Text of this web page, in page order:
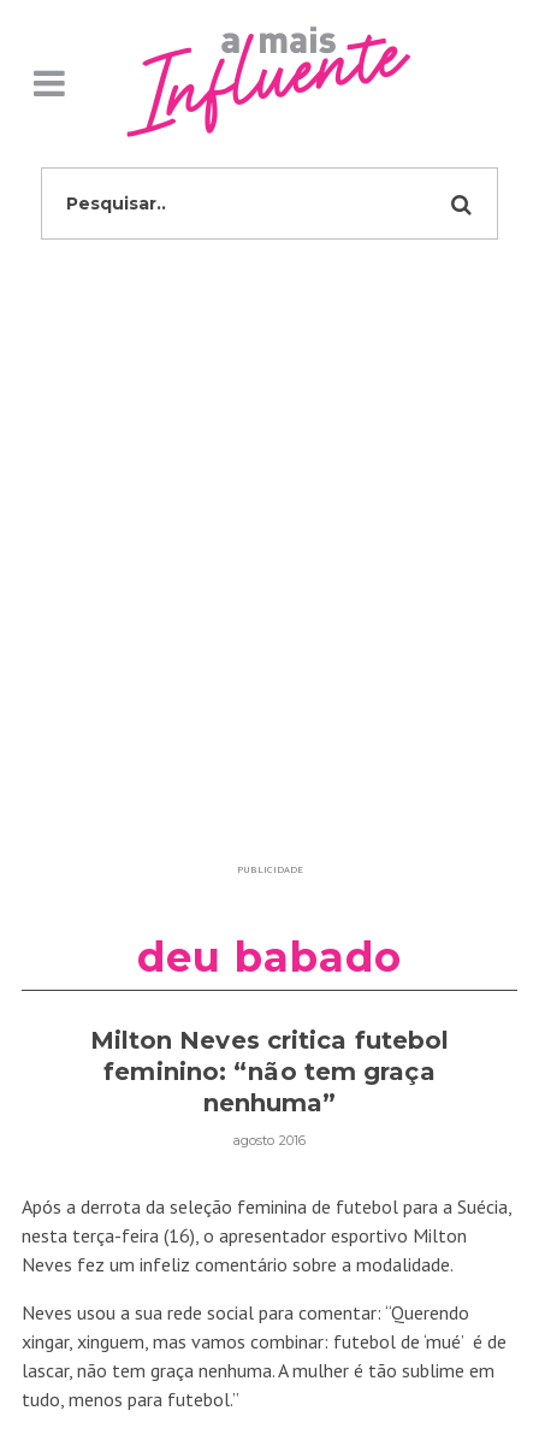
PUBLICIDADE
deu babado
Milton Neves critica futebol
feminino: “não tem graça
nenhuma”
agosto 2016
Após a derrota da seleção feminina de futebol para a Suécia,
nesta terça-feira (16), o apresentador esportivo Milton
Neves fez um infeliz comentário sobre a modalidade.
Neves usou a sua rede social para comentar: “Querendo
xingar, xinguem, mas vamos combinar: futebol de ‘mué’ é de
lascar, não tem graça nenhuma. A mulher é tão sublime em
tudo, menos para futebol.”